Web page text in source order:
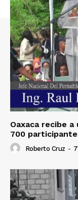
Oaxaca recibe
700
Roberto Cruz -